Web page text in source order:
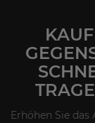
Erhöhen Sie